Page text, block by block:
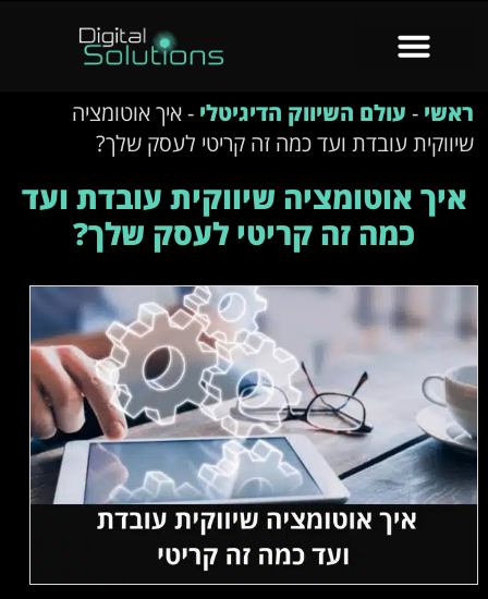
ראשי - עולם השיווק הדיגיטלי -איך אוטומציה
שיווקית עובדת ועד כמה זה קריטי לעסק שלך?
איך אוטומציה שיווקית עובדת ועד
כמה זה קריטי לעסק שלך?